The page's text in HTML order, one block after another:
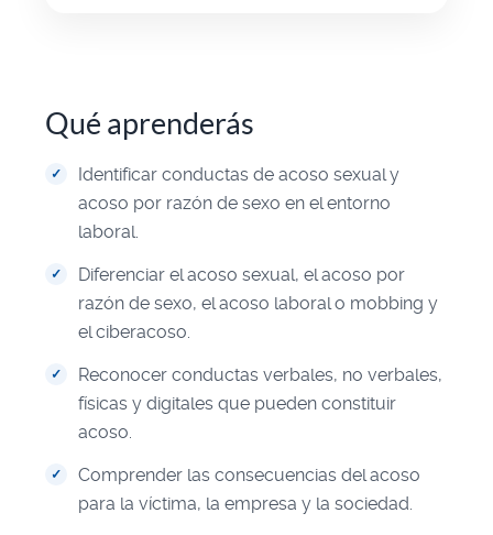
Qué aprenderás
Identificar conductas de acoso sexual y
acoso por razón de sexo en el entorno
laboral.
Diferenciar el acoso sexual, el acoso por
razón de sexo, el acoso laboral o mobbing y
el ciberacoso.
Reconocer conductas verbales, no verbales,
físicas y digitales que pueden constituir
acoso.
Comprender las consecuencias del acoso
para la víctima, la empresa y la sociedad.